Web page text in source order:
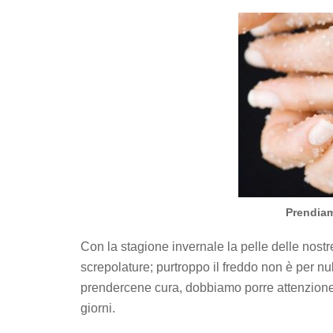
Con la stagione invernale la pelle delle
screpolature; purtroppo il freddo non è per
prendercene cura, dobbiamo porre
giorni.